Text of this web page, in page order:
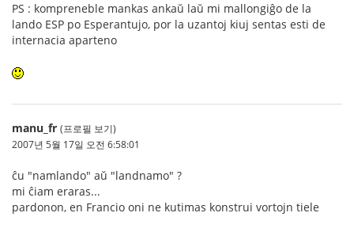
PS : kompreneble mankas ankaŭ laŭ mi mallongiĝo de la
lando ESP po Esperantujo, por la uzantoj kiuj sentas esti de
internacia aparteno
manu_fr (프로필 보기)
2007년 5월 17일 오전 6:58:01
ĉu "namlando" aŭ "landnamo" ?
mi ĉiam eraras...
pardonon, en Francio oni ne kutimas konstrui vortojn tiele